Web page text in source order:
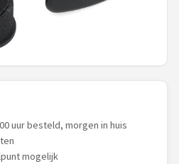
uur besteld, morgen in huis
mogelijk